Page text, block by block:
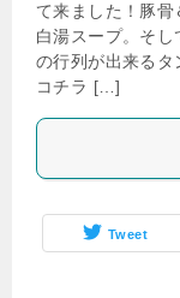
て来ました！豚
白湯スープ。そ
の行列が出来るタ
コチラ […]
Tweet